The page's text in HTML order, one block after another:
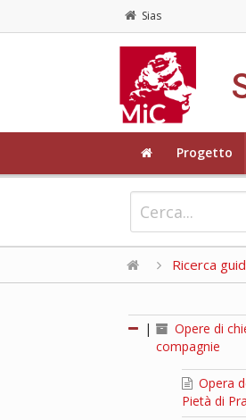
Sias
Progetto
Ricerca
|
Opere di
compagnie
Opera
Pietà di